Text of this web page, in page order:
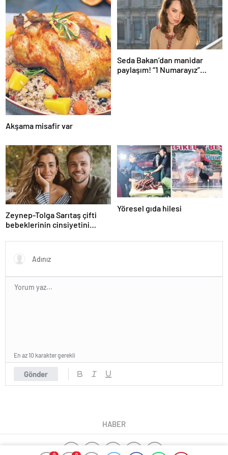
Akşama misafir var
Seda Bakan’dan manidar
paylaşım! “1 Numarayız”
Zeynep-Tolga Sarıtaş çifti
bebeklerinin cinsiyetini
Yöresel gıda hilesi
Gönder
En az 10 karakter gerekli
HABER